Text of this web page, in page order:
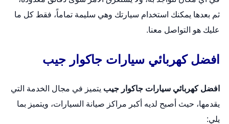
ثم بعدها يمكنك استخدام سيارتك وهي سليمة تماماً، فقط كل ما
عليك هو التواصل معنا.
افضل كهربائي سيارات جاكوار جيب
افضل كهربائي سيارات جاكوار جيب يتميز في مجال الخدمة التي
يقدمها، حيث أصبح لديه أكبر مراكز صيانة السيارات، ويتميز بما
يلي: